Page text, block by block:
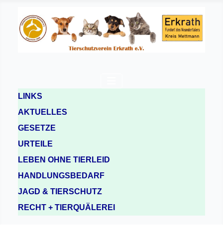
LINKS
AKTUELLES
GESETZE
URTEILE
LEBEN OHNE TIERLEID
HANDLUNGSBEDARF
JAGD & TIERSCHUTZ
RECHT + TIERQUÄLEREI